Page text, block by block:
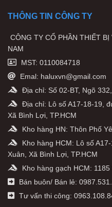
THÔNG TIN CÔNG TY
CÔNG TY CỔ PHẦN THIẾT
NAM
MST: 0110084718
Emal: haluxvn@gmail.com
Địa chỉ: Số 02-BT, Ngõ
Địa chỉ: Lô số A17-18-19,
Xã Bình Lợi, TP.HCM
Kho hàng HN: Thôn Phố
Kho hàng HCM: Lô số
Xuân, Xã Bình Lợi, TP.HCM
Kho hàng gạch HCM:
Bán buôn/ Bán lẻ:
Tư vấn thi công: